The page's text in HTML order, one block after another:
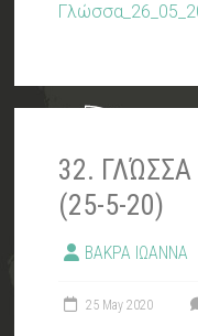
32.
(25-5-20)
ΒΑΚΡΑ ΙΩΑΝΝΑ
25 May 2020